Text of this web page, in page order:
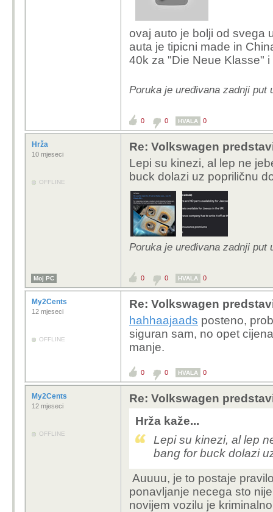
ovaj auto je bolji od svega
auta je tipicni made in
40k za "Die Neue Klasse"
Poruka je uređivana zadnji put
0 0 HVALA 0
Hrža
10 mjeseci
OFFLINE
Re: Volkswagen
Lepi su kinezi, al lep ne
buck dolazi uz popriličnu
Poruka je uređivana zadnji put
Moj PC 0 0 HVALA 0
My2Cents
12 mjeseci
OFFLINE
Re: Volkswagen
hahhaajaads posteno,
siguran sam, no opet
manje.
0 0 HVALA 0
My2Cents
12 mjeseci
OFFLINE
Re: Volkswagen
Hrža kaže...
Lepi su kinezi, al lep
bang for buck dolazi
Auuuu, je to postaje
ponavljanje necega sto
novijem vozilu je